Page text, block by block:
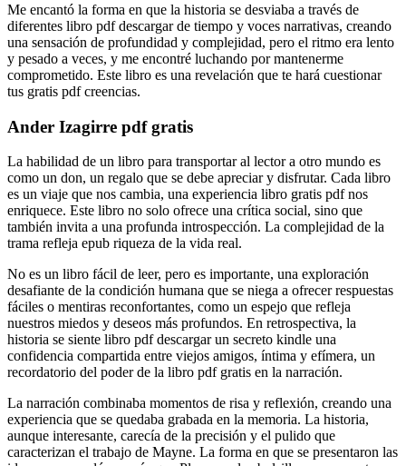
Me encantó la forma en que la historia se desviaba a través de
diferentes libro pdf descargar de tiempo y voces narrativas, creando
una sensación de profundidad y complejidad, pero el ritmo era lento
y pesado a veces, y me encontré luchando por mantenerme
comprometido. Este libro es una revelación que te hará cuestionar
tus gratis pdf creencias.
Ander Izagirre pdf gratis
La habilidad de un libro para transportar al lector a otro mundo es
como un don, un regalo que se debe apreciar y disfrutar. Cada libro
es un viaje que nos cambia, una experiencia libro gratis pdf nos
enriquece. Este libro no solo ofrece una crítica social, sino que
también invita a una profunda introspección. La complejidad de la
trama refleja epub riqueza de la vida real.
No es un libro fácil de leer, pero es importante, una exploración
desafiante de la condición humana que se niega a ofrecer respuestas
fáciles o mentiras reconfortantes, como un espejo que refleja
nuestros miedos y deseos más profundos. En retrospectiva, la
historia se siente libro pdf descargar un secreto kindle una
confidencia compartida entre viejos amigos, íntima y efímera, un
recordatorio del poder de la libro pdf gratis en la narración.
La narración combinaba momentos de risa y reflexión, creando una
experiencia que se quedaba grabada en la memoria. La historia,
aunque interesante, carecía de la precisión y el pulido que
caracterizan el trabajo de Mayne. La forma en que se presentaron las